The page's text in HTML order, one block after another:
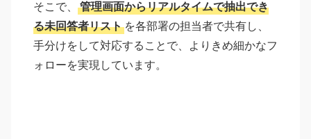
そこで、
管理画面からリアルタイムで抽出でき
る未回答者リスト を各部署の担当者で共有し、
手分けをして対応することで、よりきめ細かなフ
ォローを実現しています。